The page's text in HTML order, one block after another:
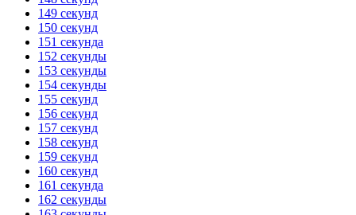
149 секунд
150 секунд
151 секунда
152 секунды
153 секунды
154 секунды
155 секунд
156 секунд
157 секунд
158 секунд
159 секунд
160 секунд
161 секунда
162 секунды